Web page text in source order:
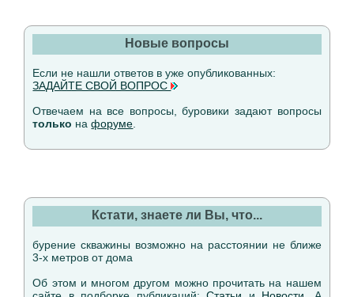
Новые вопросы
Если не нашли ответов в уже опубликованных:
ЗАДАЙТЕ СВОЙ ВОПРОС
Отвечаем на все вопросы, буровики задают вопросы
только нафоруме
Кстати, знаете ли Вы, что...
бурение скважины возможно на расстоянии не ближе
3-х метров от дома
Об этом и многом другом можно прочитать на нашем